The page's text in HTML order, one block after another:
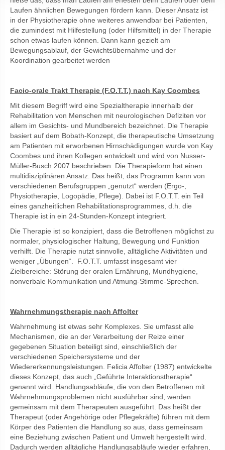
Laufen ähnlichen Bewegungen fördern kann. Dieser Ansatz ist
in der Physiotherapie ohne weiteres anwendbar bei Patienten,
die zumindest mit Hilfestellung (oder Hilfsmittel) in der Therapie
schon etwas laufen können. Dann kann gezielt am
Bewegungsablauf, der Gewichtsübernahme und der
Koordination gearbeitet werden
Facio-orale Trakt Therapie (F.O.T.T.) nach Kay Coombes
Mit diesem Begriff wird eine Spezialtherapie innerhalb der
Rehabilitation von Menschen mit neurologischen Defiziten vor
allem im Gesichts- und Mundbereich bezeichnet. Die Therapie
basiert auf dem Bobath-Konzept, die therapeutische Umsetzung
am Patienten mit erworbenen Hirnschädigungen wurde von Kay
Coombes und ihren Kollegen entwickelt und wird von Nusser-
Müller-Busch 2007 beschrieben. Die Therapieform hat einen
multidisziplinären Ansatz. Das heißt, das Programm kann von
verschiedenen Berufsgruppen „genutzt“ werden (Ergo-,
Physiotherapie, Logopädie, Pflege). Dabei ist F.O.T.T. ein Teil
eines ganzheitlichen Rehabilitationsprogrammes, d.h. die
Therapie ist in ein 24-Stunden-Konzept integriert.
Die Therapie ist so konzipiert, dass die Betroffenen möglichst zu
normaler, physiologischer Haltung, Bewegung und Funktion
verhilft. Die Therapie nutzt sinnvolle, alltägliche Aktivitäten und
weniger „Übungen“. F.O.T.T. umfasst insgesamt vier
Zielbereiche: Störung der oralen Ernährung, Mundhygiene,
nonverbale Kommunikation und Atmung-Stimme-Sprechen.
Wahrnehmungstherapie nach Affolter
Wahrnehmung ist etwas sehr Komplexes. Sie umfasst alle
Mechanismen, die an der Verarbeitung der Reize einer
gegebenen Situation beteiligt sind, einschließlich der
verschiedenen Speichersysteme und der
Wiedererkennungsleistungen. Felicia Affolter (1987) entwickelte
dieses Konzept, das auch „Geführte Interaktionstherapie“
genannt wird. Handlungsabläufe, die von den Betroffenen mit
Wahrnehmungsproblemen nicht ausführbar sind, werden
gemeinsam mit dem Therapeuten ausgeführt. Das heißt der
Therapeut (oder Angehörige oder Pflegekräfte) führen mit dem
Körper des Patienten die Handlung so aus, dass gemeinsam
eine Beziehung zwischen Patient und Umwelt hergestellt wird.
Dadurch werden alltägliche Handlungsabläufe wieder erfahren,